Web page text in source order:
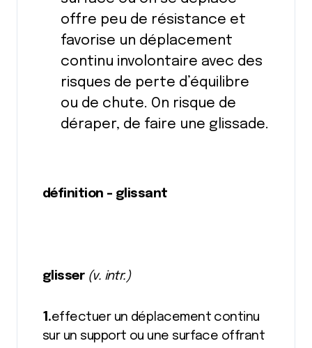
offre peu de résistance et
favorise un déplacement
continu involontaire avec des
risques de perte d’équilibre
ou de chute. On risque de
déraper, de faire une glissade.
définition – glissant
glisser (v. intr.)
1.effectuer un déplacement continu
sur un support ou une surface offrant